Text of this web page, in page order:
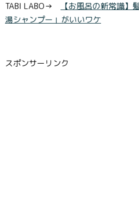
TABI LABO→
【お風呂の新常識】
湯シャンプー」がいいワケ
スポンサーリンク